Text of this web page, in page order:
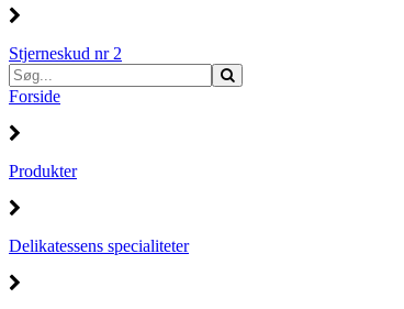
Stjerneskud nr 2
Forside
Produkter
Delikatessens specialiteter